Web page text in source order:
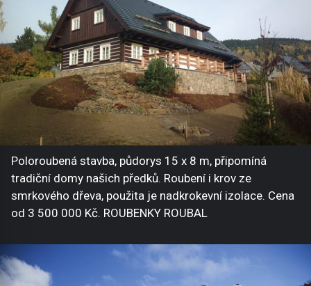
Poloroubená stavba, půdorys 15 x 8 m, připomíná
tradiční domy našich předků. Roubení i krov ze
smrkového dřeva, použita je nadkrokevní izolace. Cena
od 3 500 000 Kč. ROUBENKY ROUBAL